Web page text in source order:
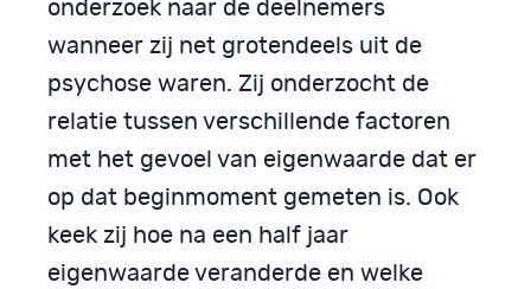
onderzoek naar de deelnemers
wanneer zij net grotendeels uit de
psychose waren. Zij onderzocht de
relatie tussen verschillende factoren
met het gevoel van eigenwaarde dat er
op dat beginmoment gemeten is. Ook
keek zij hoe na een half jaar
eigenwaarde veranderde en welke